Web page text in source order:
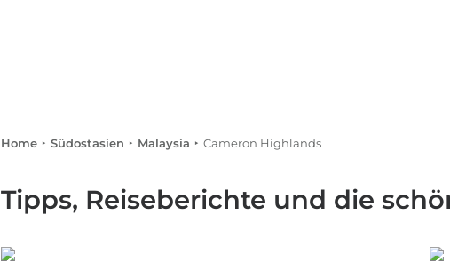
Home Südostasien Malaysia Cameron Highlands
Tipps, Reiseberichte und die